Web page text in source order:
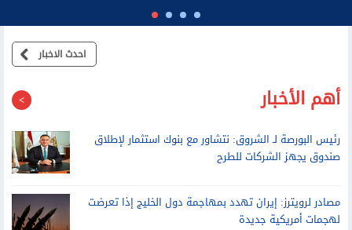
احدث الاخبار
أهم الأخبار
رئيس البورصة لـ الشروق: نتشاور مع بنوك استثمار لإطلاق
صندوق يجهز الشركات للطرح
مصادر لرويترز: إيران تهدد بمهاجمة دول الخليج إذا تعرضت
لهجمات أمريكية جديدة